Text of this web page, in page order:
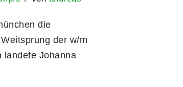
die
der w/m
landete Johanna